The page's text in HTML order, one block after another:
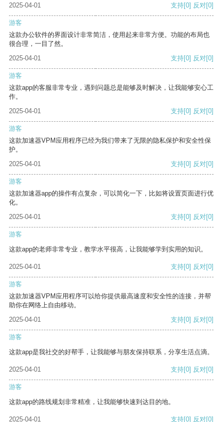
2025-04-01 支持[0] 反对[0]
游客
这款办公软件的界面设计非常简洁，使用起来非常方便。功能的布局也
很合理，一目了然。
2025-04-01
支持[0] 反对[0]
游客
这款app的客服非常专业，遇到问题总是能够及时解决，让我能够安心工
作。
2025-04-01
支持[0] 反对[0]
游客
这款加速器VPM应用程序已经为我们带来了无限的隐私保护和安全性保
护。
2025-04-01
支持[0] 反对[0]
游客
这款加速器app的操作有点复杂，可以简化一下，比如将设置页面进行优
化。
2025-04-01
支持[0] 反对[0]
游客
这款app的老师非常专业，教学水平很高，让我能够学到实用的知识。
2025-04-01 支持[0] 反对[0]
游客
这款加速器VPM应用程序可以给你提供最高速度和安全性的连接，并帮
助你在网络上自由移动。
2025-04-01
支持[0] 反对[0]
游客
这款app是我社交的好帮手，让我能够与朋友保持联系，分享生活点滴。
2025-04-01 支持[0] 反对[0]
游客
这款app的路线规划非常精准，让我能够快速到达目的地。
2025-04-01 支持[0] 反对[0]